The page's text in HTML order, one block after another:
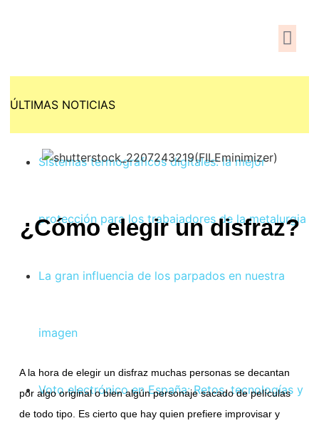
ÚLTIMAS NOTICIAS
Sistemas termográficos digitales: la mejor
protección para los trabajadores de la metalurgia
La gran influencia de los parpados en nuestra
imagen
Voto electrónico en España: Retos, tecnologías y
¿Cómo elegir un disfraz?
A la hora de elegir un disfraz muchas personas se decantan
por algo original o bien algún personaje sacado de películas
de todo tipo. Es cierto que hay quien prefiere improvisar y